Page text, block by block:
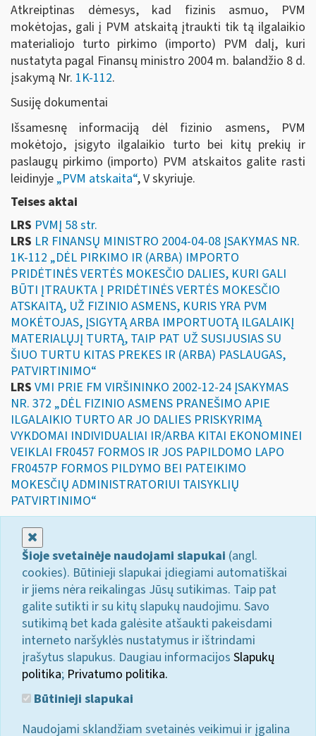
Atkreiptinas dėmesys, kad fizinis asmuo, PVM
mokėtojas, gali į PVM atskaitą įtraukti tik tą ilgalaikio
materialiojo turto pirkimo (importo) PVM dalį, kuri
nustatyta pagal Finansų ministro 2004 m. balandžio 8 d.
įsakymą Nr. 1K-112.
Susiję dokumentai
Išsamesnę informaciją dėl fizinio asmens, PVM
mokėtojo, įsigyto ilgalaikio turto bei kitų prekių ir
paslaugų pirkimo (importo) PVM atskaitos galite rasti
leidinyje „PVM atskaita“, V skyriuje.
Teises aktai
LRS PVMĮ 58 str.
LRS LR FINANSŲ MINISTRO 2004-04-08 ĮSAKYMAS NR.
1K-112 „DĖL PIRKIMO IR (ARBA) IMPORTO
PRIDĖTINĖS VERTĖS MOKESČIO DALIES, KURI GALI
BŪTI ĮTRAUKTA Į PRIDĖTINĖS VERTĖS MOKESČIO
ATSKAITĄ, UŽ FIZINIO ASMENS, KURIS YRA PVM
MOKĖTOJAS, ĮSIGYTĄ ARBA IMPORTUOTĄ ILGALAIKĮ
MATERIALŲJĮ TURTĄ, TAIP PAT UŽ SUSIJUSIAS SU
ŠIUO TURTU KITAS PREKES IR (ARBA) PASLAUGAS,
PATVIRTINIMO“
LRS VMI PRIE FM VIRŠININKO 2002-12-24 ĮSAKYMAS
NR. 372 „DĖL FIZINIO ASMENS PRANEŠIMO APIE
ILGALAIKIO TURTO AR JO DALIES PRISKYRIMĄ
VYKDOMAI INDIVIDUALIAI IR/ARBA KITAI EKONOMINEI
VEIKLAI FR0457 FORMOS IR JOS PAPILDOMO LAPO
FR0457P FORMOS PILDYMO BEI PATEIKIMO
MOKESČIŲ ADMINISTRATORIUI TAISYKLIŲ
PATVIRTINIMO“
Šioje svetainėje naudojami slapukai (angl.
cookies). Būtinieji slapukai įdiegiami automatiškai
ir jiems nėra reikalingas Jūsų sutikimas. Taip pat
galite sutikti ir su kitų slapukų naudojimu. Savo
sutikimą bet kada galėsite atšaukti pakeisdami
interneto naršyklės nustatymus ir ištrindami
įrašytus slapukus. Daugiau informacijos Slapukų
politika; Privatumo politika.
Būtinieji slapukai
Naudojami sklandžiam svetainės veikimui ir įgalina